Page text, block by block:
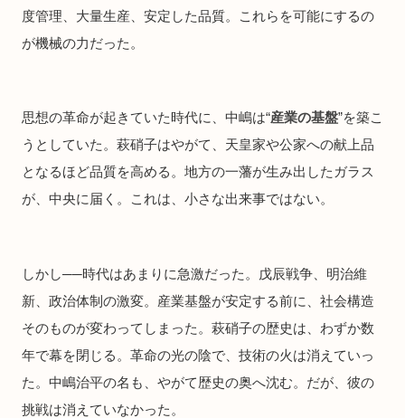
度管理、大量生産、安定した品質。これらを可能にするの
が機械の力だった。
思想の革命が起きていた時代に、中嶋は“産業の基盤”を築こ
うとしていた。萩硝子はやがて、天皇家や公家への献上品
となるほど品質を高める。地方の一藩が生み出したガラス
が、中央に届く。これは、小さな出来事ではない。
しかし──時代はあまりに急激だった。戊辰戦争、明治維
新、政治体制の激変。産業基盤が安定する前に、社会構造
そのものが変わってしまった。萩硝子の歴史は、わずか数
年で幕を閉じる。革命の光の陰で、技術の火は消えていっ
た。中嶋治平の名も、やがて歴史の奥へ沈む。だが、彼の
挑戦は消えていなかった。